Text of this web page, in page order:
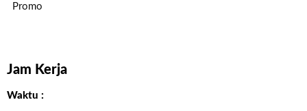
Promo
Jam Kerja
Waktu :